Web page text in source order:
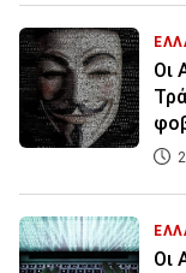
Οι
Οι